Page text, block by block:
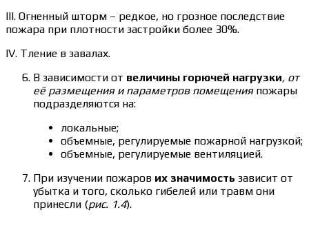
III. Огненный шторм – редкое, но грозное последствие
пожара при плотности застройки более 30%.
IV. Тление в завалах.
В зависимости от величины горючей нагрузки, от
её размещения и параметров помещения пожары
подразделяются на:
локальные;
объемные, регулируемые пожарной нагрузкой;
объемные, регулируемые вентиляцией.
При изучении пожаров их значимость зависит от
убытка и того, сколько гибелей или травм они
принесли (рис. 1.4).